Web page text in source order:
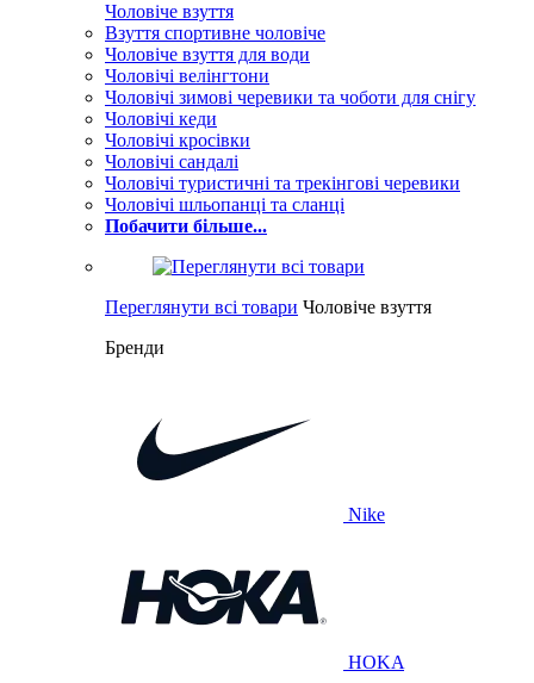
Чоловіче взуття
Взуття спортивне чоловіче
Чоловіче взуття для води
Чоловічі велінгтони
Чоловічі зимові черевики та чоботи для снігу
Чоловічі кеди
Чоловічі кросівки
Чоловічі сандалі
Чоловічі туристичні та трекінгові черевики
Чоловічі шльопанці та сланці
Побачити більше...
Переглянути всі товари Чоловіче взуття
Бренди
Nike
HOKA